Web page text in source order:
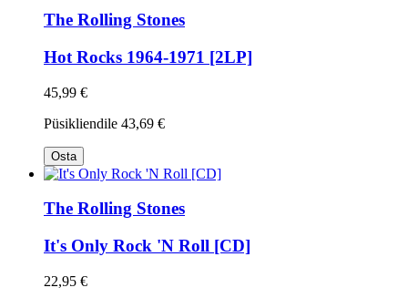
The Rolling Stones
Hot Rocks 1964-1971 [2LP]
45,99 €
Püsikliendile 43,69 €
Osta
The Rolling Stones
It's Only Rock 'N Roll [CD]
22,95 €